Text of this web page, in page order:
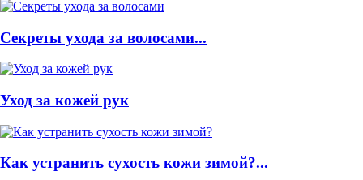
Секреты ухода за волосами...
Уход за кожей рук
Как устранить сухость кожи зимой?...